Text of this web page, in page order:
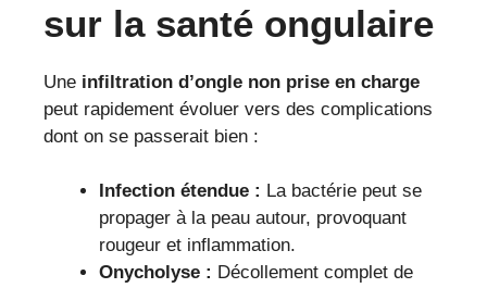
sur la santé ongulaire
Une infiltration d’ongle non prise en charge
peut rapidement évoluer vers des complications
dont on se passerait bien :
Infection étendue : La bactérie peut se
propager à la peau autour, provoquant
rougeur et inflammation.
Onycholyse : Décollement complet de